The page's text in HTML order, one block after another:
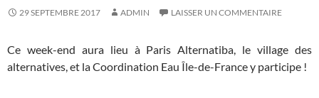
29 SEPTEMBRE 2017 ADMIN LAISSER UN COMMENTAIRE
Ce week-end aura lieu à Paris Alternatiba, le village des
alternatives, et la Coordination Eau Île-de-France y participe !